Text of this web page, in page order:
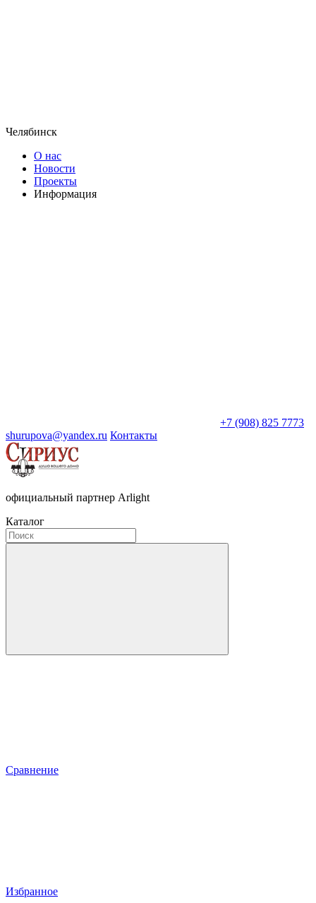
Челябинск
О нас
Новости
Проекты
Информация
+7 (908) 825 7773
shurupova@yandex.ru Контакты
официальный партнер Arlight
Каталог
Сравнение
Избранное